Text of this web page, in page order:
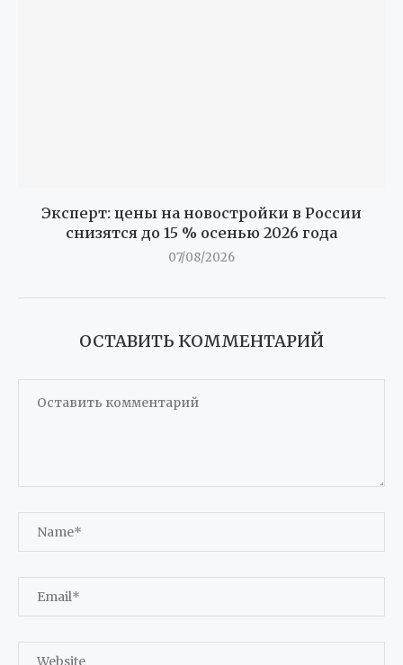
Эксперт: цены на новостройки в России
снизятся до 15 % осенью 2026 года
07/08/2026
ОСТАВИТЬ КОММЕНТАРИЙ